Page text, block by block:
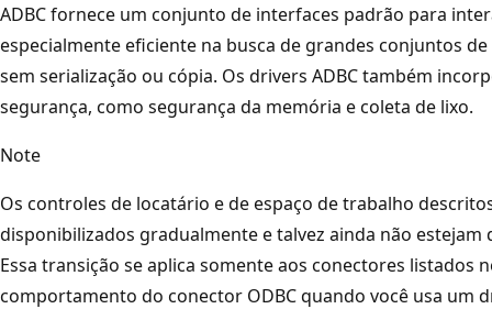
ADBC fornece um conjunto de interfaces padrão para
especialmente eficiente na busca de grandes conjuntos
sem serialização ou cópia. Os drivers ADBC também
segurança, como segurança da memória e coleta de lixo.
Note
Os controles de locatário e de espaço de trabalho
disponibilizados gradualmente e talvez ainda não
Essa transição se aplica somente aos conectores listados
comportamento do conector ODBC quando você usa um